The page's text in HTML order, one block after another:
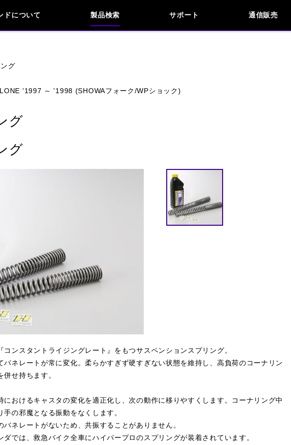
ドについて 製品検索 サポート
お問い合わせ
よくあるご質問
通信販売
閉じる
グ
'1997 ～ '1998 (SHOWAフォーク/WPショック)
グ
グ
ンスタントライジングレート』をもつサスペンションスプリング。
バネレートが常に変化。柔らかすぎず硬すぎない状態を維持し、高負荷のコーナリン
せ持ちます。
におけるキャスタの変化を適正化し、次の動作に移りやすくします。コーナリング中
の邪魔となる振動をなくします。
バネレートがないため、共振することがありません。
ダでは、救急バイク全車にハイパープロのスプリングが装着されています。